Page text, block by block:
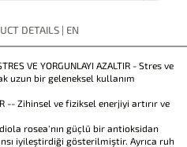
DETAILS | EN
VE YORGUNLAYI AZALTIR - Stres ve
uzun bir geleneksel kullanım
-- Zihinsel ve fiziksel enerjiyi artırır ve
rosea'nın güçlü bir antioksidan
iyileştirdiği gösterilmiştir. Ayrıca ruh